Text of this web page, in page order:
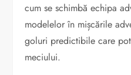
cum se schimbă echipa
modelelor în mișcările
goluri predictibile care
meciului.